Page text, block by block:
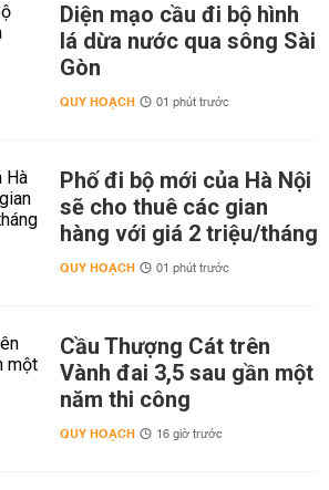
Diện mạo cầu đi bộ hình
lá dừa nước qua sông Sài
Gòn
QUY HOẠCH 01 phút trước
Phố đi bộ mới của Hà Nội
sẽ cho thuê các gian
hàng với giá 2 triệu/tháng
QUY HOẠCH 01 phút trước
Cầu Thượng Cát trên
Vành đai 3,5 sau gần một
năm thi công
QUY HOẠCH 16 giờ trước